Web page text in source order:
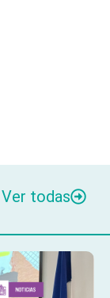
Ver todas